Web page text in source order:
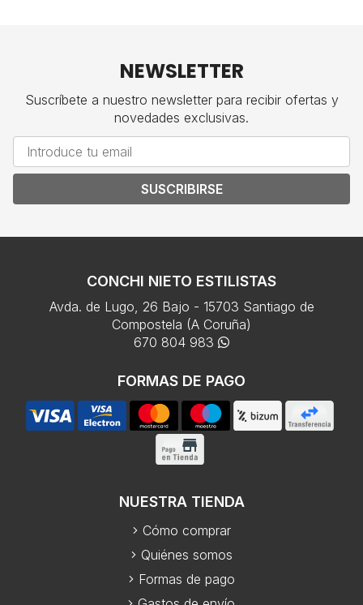
NEWSLETTER
Suscríbete a nuestro newsletter para recibir ofertas y
novedades exclusivas.
SUSCRIBIRSE
CONCHI NIETO ESTILISTAS
Avda. de Lugo, 26 Bajo - 15703 Santiago de
Compostela (A Coruña)
670 804 983
FORMAS DE PAGO
NUESTRA TIENDA
Cómo comprar
Quiénes somos
Formas de pago